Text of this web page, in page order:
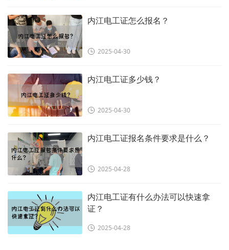
内江电工证怎么报名？
2025-04-30
内江电工证多少钱？
2025-04-30
内江电工证报名条件要求是什么？
2025-04-28
内江电工证有什么办法可以快速拿
证？
2025-04-28